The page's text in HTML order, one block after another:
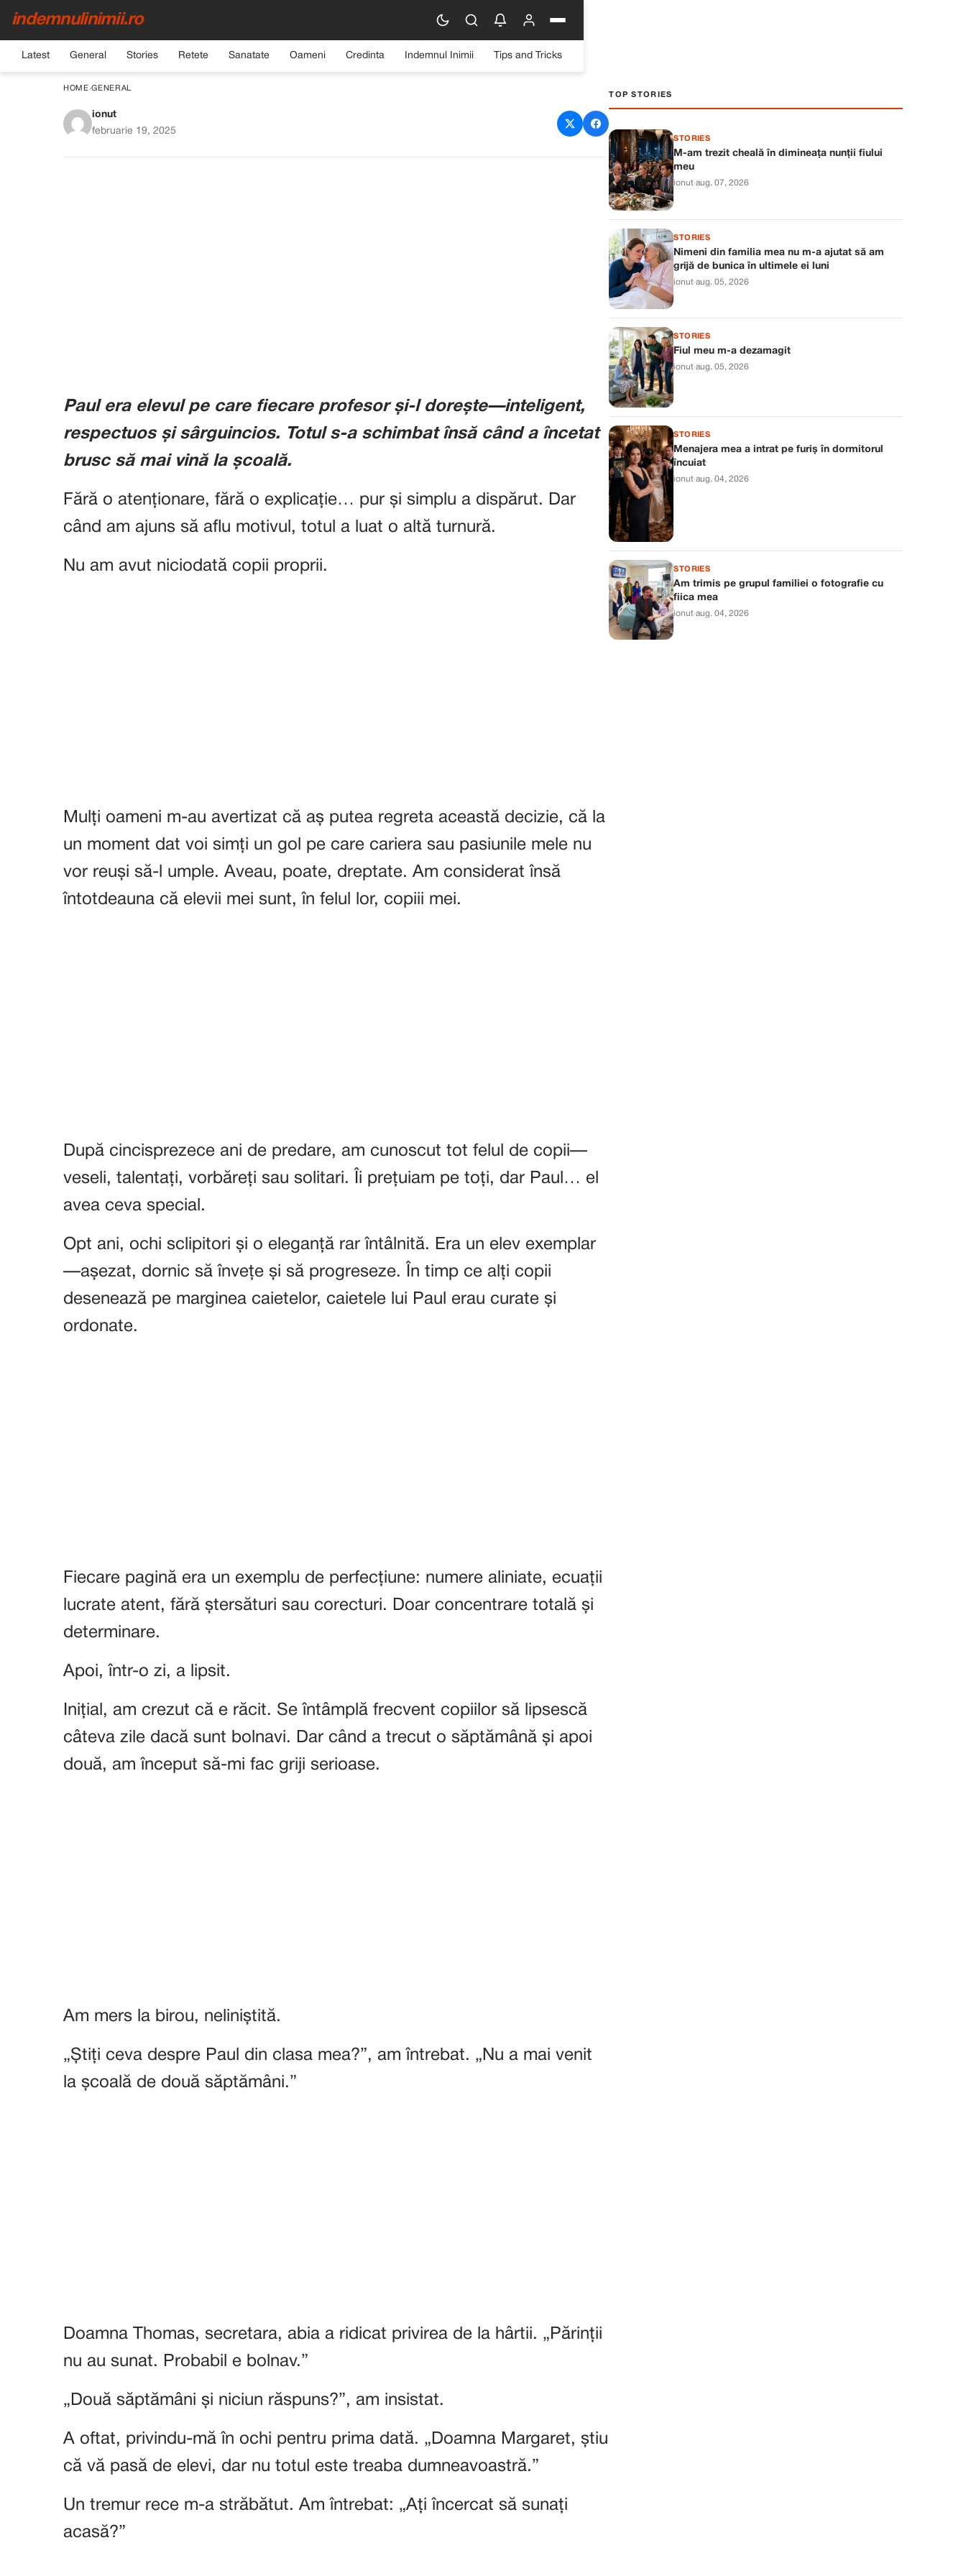
indemnulinimii.ro
Latest General Stories Retete Sanatate Oameni Credinta Indemnul Inimii Tips and Tricks
HOME›GENERAL
Elevul meu a încetat să mai vină la școală —
ionut
februarie 19, 2025
Paul era elevul pe care fiecare profesor și-l dorește—inteligent,
respectuos și sârguincios. Totul s-a schimbat însă când a încetat
brusc să mai vină la școală.
Fără o atenționare, fără o explicație… pur și simplu a dispărut. Dar
când am ajuns să aflu motivul, totul a luat o altă turnură.
Nu am avut niciodată copii proprii.
Mulți oameni m-au avertizat că aș putea regreta această decizie, că la
un moment dat voi simți un gol pe care cariera sau pasiunile mele nu
vor reuși să-l umple. Aveau, poate, dreptate. Am considerat însă
întotdeauna că elevii mei sunt, în felul lor, copiii mei.
După cincisprezece ani de predare, am cunoscut tot felul de copii—
veseli, talentați, vorbăreți sau solitari. Îi prețuiam pe toți, dar Paul… el
avea ceva special.
Opt ani, ochi sclipitori și o eleganță rar întâlnită. Era un elev exemplar
—așezat, dornic să învețe și să progreseze. În timp ce alți copii
desenează pe marginea caietelor, caietele lui Paul erau curate și
ordonate.
Fiecare pagină era un exemplu de perfecțiune: numere aliniate, ecuații
lucrate atent, fără ștersături sau corecturi. Doar concentrare totală și
determinare.
Apoi, într-o zi, a lipsit.
Inițial, am crezut că e răcit. Se întâmplă frecvent copiilor să lipsescă
câteva zile dacă sunt bolnavi. Dar când a trecut o săptămână și apoi
două, am început să-mi fac griji serioase.
Am mers la birou, neliniștită.
„Știți ceva despre Paul din clasa mea?”, am întrebat. „Nu a mai venit
la școală de două săptămâni.”
Doamna Thomas, secretara, abia a ridicat privirea de la hârtii. „Părinții
nu au sunat. Probabil e bolnav.”
„Două săptămâni și niciun răspuns?”, am insistat.
A oftat, privindu-mă în ochi pentru prima dată. „Doamna Margaret, știu
că vă pasă de elevi, dar nu totul este treaba dumneavoastră.”
Un tremur rece m-a străbătut. Am întrebat: „Ați încercat să sunați
acasă?”
TOP STORIES
STORIES
M-am trezit cheală în dimineața nunții fiului
meu
ionut·aug. 07, 2026
STORIES
Nimeni din familia mea nu m-a ajutat să am
grijă de bunica în ultimele ei luni
ionut·aug. 05, 2026
STORIES
Fiul meu m-a dezamagit
ionut·aug. 05, 2026
STORIES
Menajera mea a intrat pe furiș în dormitorul
încuiat
ionut·aug. 04, 2026
STORIES
Am trimis pe grupul familiei o fotografie cu
fiica mea
ionut·aug. 04, 2026